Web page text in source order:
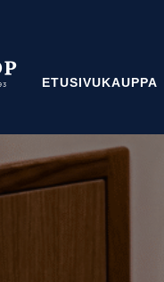
ETUSIVUKAUPPA